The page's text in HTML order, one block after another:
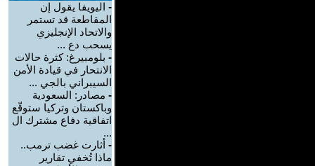
- اليويفا يقول إن
المقاطعة قد تستمر
والاتحاد الإنجليزي
يسحب دع ...
- بلومبيرغ: كثرة حالات
الانتحار في قيادة الأمن
السيبراني بالجي ...
- مصادر: السعودية
وباكستان وتركيا ستوقّع
اتفاقية دفاع مشترك ال
...
- أثارت غضب ترمب..
ماذا تُخفي تقارير